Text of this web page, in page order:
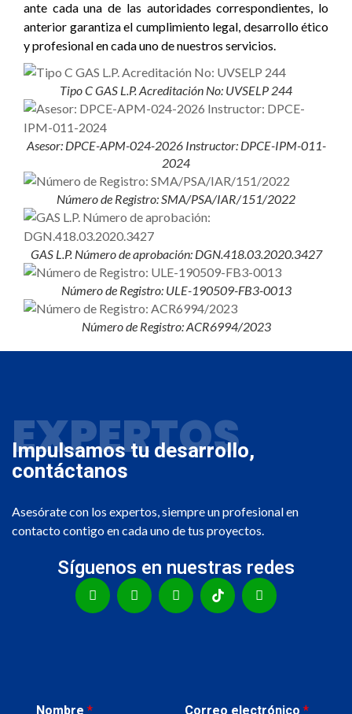
ante cada una de las autoridades correspondientes, lo
anterior garantiza el cumplimiento legal, desarrollo ético
y profesional en cada uno de nuestros servicios.
Tipo C GAS L.P. Acreditación No: UVSELP 244
Asesor: DPCE-APM-024-2026 Instructor: DPCE-IPM-011-
2024
Número de Registro: SMA/PSA/IAR/151/2022
GAS L.P. Número de aprobación: DGN.418.03.2020.3427
Número de Registro: ULE-190509-FB3-0013
Número de Registro: ACR6994/2023
EXPERTOS
Impulsamos tu desarrollo,
contáctanos
Asesórate con los expertos, siempre un profesional en
contacto contigo en cada uno de tus proyectos.
Síguenos en nuestras redes